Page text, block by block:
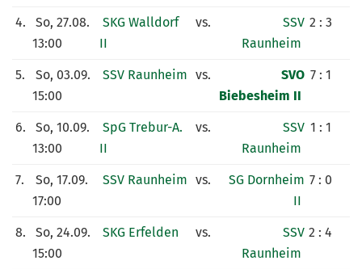
4.
So, 27.08.
13:00
SKG Walldorf
II
vs.
SSV
Raunheim
2 : 3
5.
So, 03.09.
15:00
SSV Raunheim vs.
SVO
Biebesheim II
7 : 1
6.
So, 10.09.
13:00
SpG Trebur-A.
II
vs.
SSV
Raunheim
1 : 1
7.
So, 17.09.
17:00
SSV Raunheim vs.
SG Dornheim
II
7 : 0
8.
So, 24.09.
15:00
SKG Erfelden vs.
SSV
Raunheim
2 : 4